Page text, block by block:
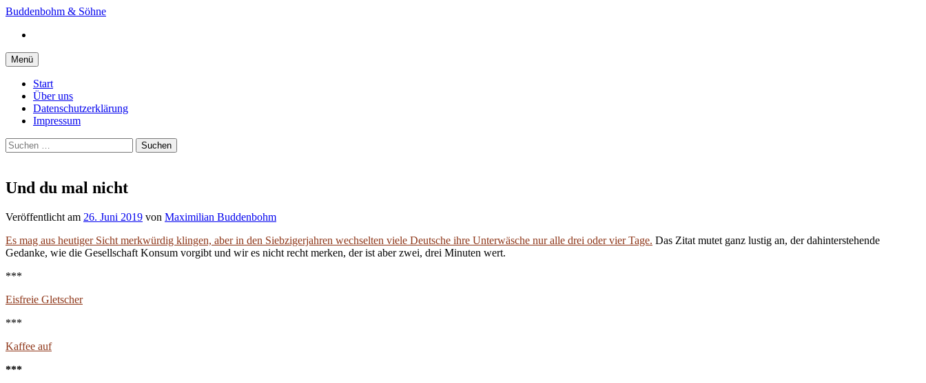
Springe
Inhalt
Buddenbohm & Söhne
Menü
Start
Über uns
Datenschutzerklärung
Impressum
Suchen
nach:
Und du mal nicht
Veröffentlicht am 26. Juni 2019 von Maximilian Buddenbohm
Es mag aus heutiger Sicht merkwürdig klingen, aber in den Siebzigerjahren wechselten viele Deutsche ihre Unterwäsche nur alle drei oder vier Tage. Das Zitat mutet ganz lustig an, der dahinterstehende
Gedanke, wie die Gesellschaft Konsum vorgibt und wir es nicht recht merken, der ist aber zwei, drei Minuten wert.
***
Eisfreie Gletscher
***
Kaffee auf
***